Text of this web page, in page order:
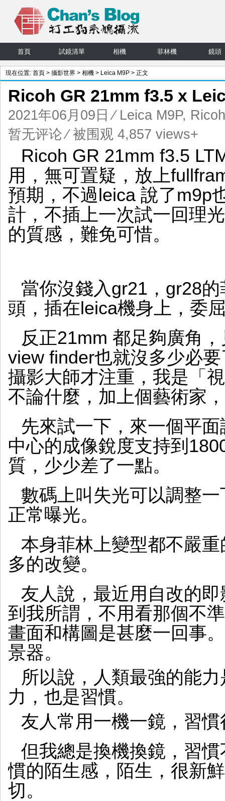
首頁 試鏡清單 相機 菲林機 鏡頭
現在位置: 首頁 > 攝影世界 > 相機 > Leica M9P > 正文
Ricoh GR 21mm f3.5 x
2021年06月09日 ⁄ Leica M9P,
暂无评论⁄ 被围观 4,857 views+
Ricoh GR 21mm f3.5
用，無可置疑，放上
預期，不過leica 說了m9p
計，不插上一次試一回理
的質感，難免可惜。
當你沒錢入gr21，gr28
頭，插在leica機身上，委
反正21mm 都足夠廣角
view finder也就沒多少必
攝影大師才注重，我是「
不論什麼，加上個藝術家
先來試一下，來一個平
中心的成像銳度支持到
質，少少差了一點。
數碼上叫失光可以調整
正常曝光。
本身菲林上變型都不嚴
多的改變。
友人說，最近用自改的
到我所謂，不用看那個不
畫面和構圖是甚麼一回事
景器。
所以說，人類最強的能
力，也是習慣。
友人常用一機一鏡，習慣
但我總是換機換鏡，習
慣的陌生感，陌生，很新
切。